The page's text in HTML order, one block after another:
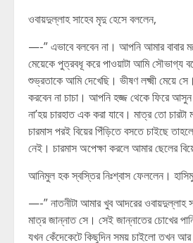
ওবায়দুল্লাহ সাহেব মৃদু হেসে বললেন,
—-” এভাবে বলবেন না। আপনি আমার বাবার
মেয়েকে পুত্রবধূ করে পাওয়াটা আমি সৌভাগ্য
শুভ্রতাকে আমি দেখেছি। ভীষণ লক্ষ্মী মেয়ে
করবেন না চাচা। আপনি হজ্জ থেকে ফিরে
না’হয় চারহাত এক করা যাবে। মাত্র তো
চারমাস পরই বিয়ের পিঁড়িতে বসতে চাইছে
নেই। চারমাস অপেক্ষা করলে আমার ছেলের
আনিমুল হক স্বস্তির নিঃশ্বাস ফেললেন।
—-” নাতনীটা আমার খুব আদরের ওবায়দুল্লাহ
মাত্র জান্নাত সে। সেই জান্নাতের চোখের
যখন কেঁদেকেটে কিছুদিন সময় চাইলো তখন আর